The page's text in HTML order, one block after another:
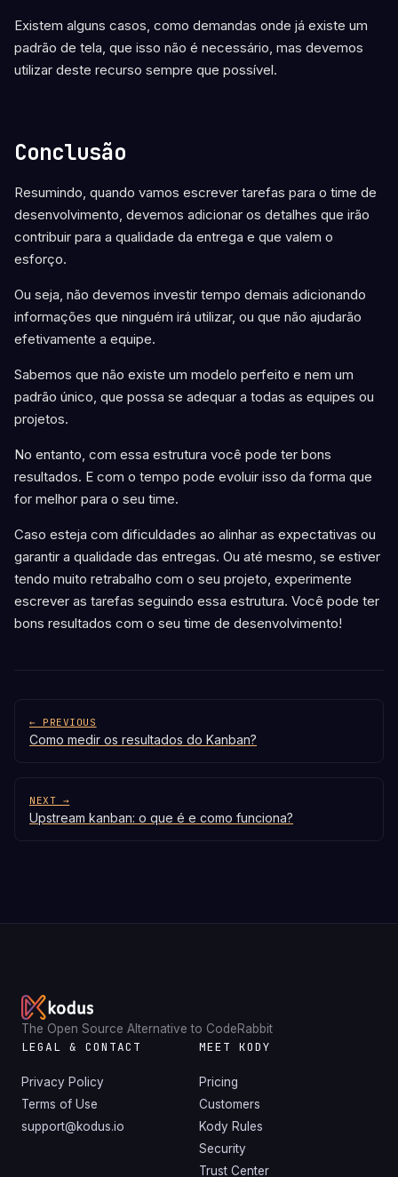
Existem alguns casos, como demandas onde já existe um
padrão de tela, que isso não é necessário, mas devemos
utilizar deste recurso sempre que possível.
Conclusão
Resumindo, quando vamos escrever tarefas para o time de
desenvolvimento, devemos adicionar os detalhes que irão
contribuir para a qualidade da entrega e que valem o
esforço.
Ou seja, não devemos investir tempo demais adicionando
informações que ninguém irá utilizar, ou que não ajudarão
efetivamente a equipe.
Sabemos que não existe um modelo perfeito e nem um
padrão único, que possa se adequar a todas as equipes ou
projetos.
No entanto, com essa estrutura você pode ter bons
resultados. E com o tempo pode evoluir isso da forma que
for melhor para o seu time.
Caso esteja com dificuldades ao alinhar as expectativas ou
garantir a qualidade das entregas. Ou até mesmo, se estiver
tendo muito retrabalho com o seu projeto, experimente
escrever as tarefas seguindo essa estrutura. Você pode ter
bons resultados com o seu time de desenvolvimento!
← PREVIOUS
Como medir os resultados do Kanban?
NEXT →
Upstream kanban: o que é e como funciona?
The Open Source Alternative to CodeRabbit
LEGAL & CONTACT
Privacy Policy
Terms of Use
support@kodus.io
MEET KODY
Pricing
Customers
Kody Rules
Security
Trust Center